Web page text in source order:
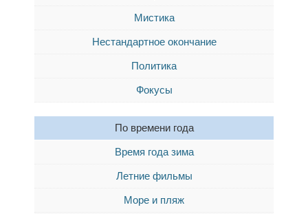
Мистика
Нестандартное окончание
Политика
Фокусы
По времени года
Время года зима
Летние фильмы
Море и пляж